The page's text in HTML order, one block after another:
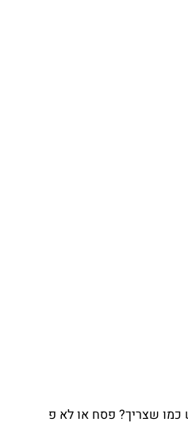
שצריך? פסח או לא פ